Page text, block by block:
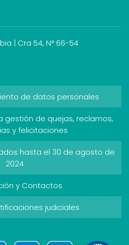
| Cra 54, N° 66-54
de datos personales
gestión de quejas, reclamos,
y felicitaciones
hasta el 30 de agosto de
2024
y Contactos
judiciales